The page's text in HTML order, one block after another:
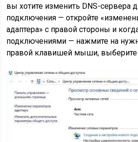
вы хотите изменить DNS-сервера
подключения — откройте
адаптера» с правой стороны и
подключениями — нажмите на
правой клавишей мыши, выберите